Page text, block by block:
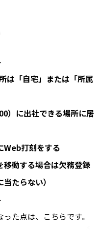
は「自宅」または「所属
）に出社できる場所に居
打刻をする
動する場合は欠務登録
たらない）
た点は、こちらです。